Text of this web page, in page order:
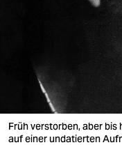
verlag
veranstaltungen
Früh verstorben, aber
auf einer undatierten